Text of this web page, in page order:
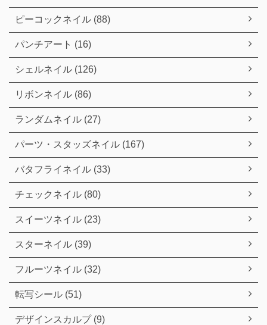
ピーコックネイル (88)
パンチアート (16)
シェルネイル (126)
リボンネイル (86)
ランダムネイル (27)
パーツ・スタッズネイル (167)
バタフライネイル (33)
チェックネイル (80)
スイーツネイル (23)
スターネイル (39)
フルーツネイル (32)
転写シール (51)
デザインスカルプ (9)